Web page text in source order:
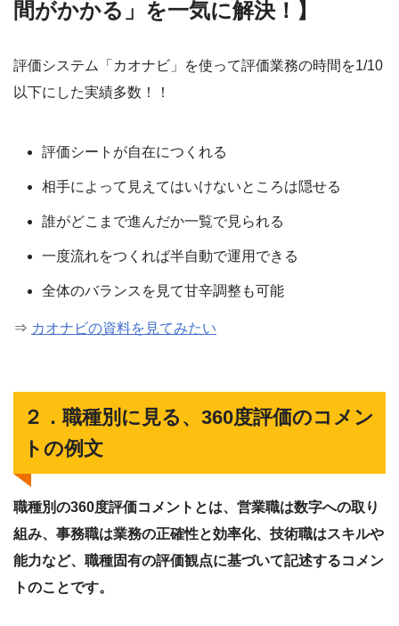
間がかかる」を一気に解決！】
評価システム「カオナビ」を使って評価業務の時間を1/10
以下にした実績多数！！
評価シートが自在につくれる
相手によって見えてはいけないところは隠せる
誰がどこまで進んだか一覧で見られる
一度流れをつくれば半自動で運用できる
全体のバランスを見て甘辛調整も可能
⇒ カオナビの資料を見てみたい
２．職種別に見る、360度評価のコメン
トの例文
職種別の360度評価コメントとは、営業職は数字への取り
組み、事務職は業務の正確性と効率化、技術職はスキルや
能力など、職種固有の評価観点に基づいて記述するコメン
トのことです。